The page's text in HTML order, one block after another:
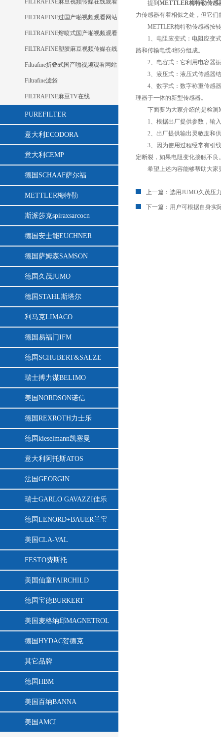
FILTRAFINE麻豆视频传媒在线观看
FILTRAFINE过国产啪视频观看网站
麻豆
FILTRAFINE熔喷式国产啪视频观看
网站麻豆
FILTRAFINE塑胶麻豆视频传媒在线
观看
Filtrafine折叠式国产啪视频观看网站
麻豆
Filtrafine滤袋
FILTRAFINE麻豆TV在线
PUREFILTER
意大利ECODORA
意大利CEMP
德国SCHAAF萨尔福
METTLER梅特勒
斯派莎克spiraxsarcocn
德国安士能EUCHNER
德国萨姆森SAMSON
德国久茂JUMO
德国STAHL斯塔尔
利马克LIMACO
德国易福门IFM
德国SCHUBERT&SALZE
瑞士搏力谋BELIMO
美国NORDSON诺信
德国REXROTH力士乐
德国kieselmann凯塞曼
意大利阿托斯ATOS
法国GEORGIN
瑞士GARLO GAVAZZI佳乐
德国LENORD+BAUER兰宝
美国CLA-VAL
FESTO费斯托
美国仙童FAIRCHILD
德国宝德BURKERT
美国麦格纳邱MAGNETROL
德国HYDAC贺德克
其它品牌
德国HBM
美国百纳BANNA
美国AMCI
提到 METTLER梅特勒传感
力传感器有着相似之处，但它们
METTLER梅特勒传感器按转
1、电阻应变式：电阻应变
路和传输电缆4部分组成。
2、电容式：它利用电容
3、液压式：液压式传感器
4、数字式：数字称重传感
理器于一体的新型传感器。
下面要为大家介绍的是检测
1、根据出厂提供参数，
2、出厂提供输出灵敏度和供
3、因为使用过程经常有引线
定断裂，如果电阻变化接触不良
希望上述内容能够帮助大家更
上一篇： 选用JUMO久茂压
下一篇： 用户可根据自身实